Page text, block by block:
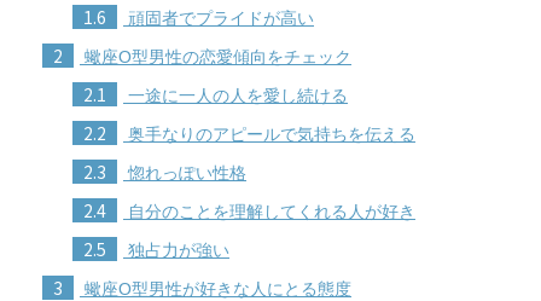
1.6 頑固者でプライドが高い
2 蠍座O型男性の恋愛傾向をチェック
2.1 一途に一人の人を愛し続ける
2.2 奥手なりのアピールで気持ちを伝える
2.3 惚れっぽい性格
2.4 自分のことを理解してくれる人が好き
2.5 独占力が強い
3 蠍座O型男性が好きな人にとる態度